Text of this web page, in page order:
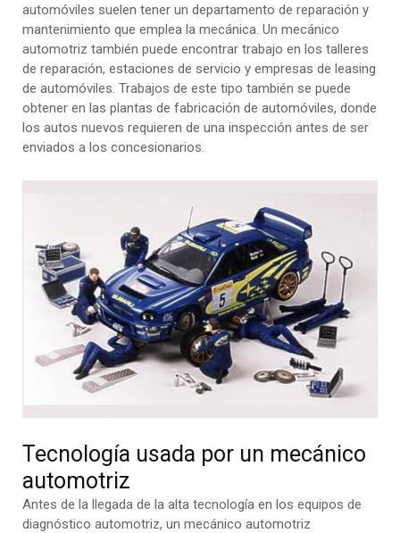
automóviles suelen tener un departamento de reparación y
mantenimiento que emplea la mecánica. Un mecánico
automotriz también puede encontrar trabajo en los talleres
de reparación, estaciones de servicio y empresas de leasing
de automóviles. Trabajos de este tipo también se puede
obtener en las plantas de fabricación de automóviles, donde
los autos nuevos requieren de una inspección antes de ser
enviados a los concesionarios.
Tecnología usada por un mecánico
automotriz
Antes de la llegada de la alta tecnología en los equipos de
diagnóstico automotriz, un mecánico automotriz